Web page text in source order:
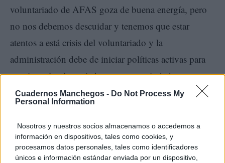
Cuadernos Manchegos - Do Not Process My
Personal Information
Nosotros y nuestros socios almacenamos o accedemos a
información en dispositivos, tales como cookies, y
procesamos datos personales, tales como identificadores
únicos e información estándar enviada por un dispositivo,
voluntariado de AFAS goza de buena energía, pero
no nos debemos descuidar y tenemos que estar
atentos a está crisis del voluntariado y la
administración debe de iniciar políticas activas para
reactivar el voluntariado en nuestra ciudad y en
nuestro país, ya que hay que recordar que la labor del
voluntariado en este país suponía entre el 3% y el 4%
del PIB, en el 2015 al 9,4% en el 2018 según fuentes
del observatorio de voluntariado.